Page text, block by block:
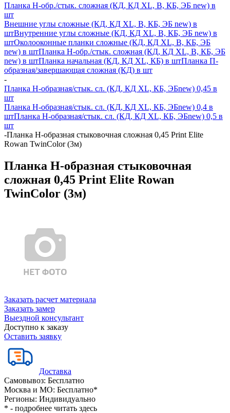
Планка H-обр./стык. сложная (КД, КД XL, В, КБ, ЭБ new) в
шт
Внешние углы сложные (КД, КД XL, В, КБ, ЭБ new) в
штВнутренние углы сложные (КД, КД XL, В, КБ, ЭБ new) в
штОколооконные планки сложные (КД, КД XL, В, КБ, ЭБ
new) в штПланка H-обр./стык. сложная (КД, КД XL, В, КБ, ЭБ
new) в штПланка начальная (КД, КД XL, КБ) в штПланка П-
образная/завершающая сложная (КД) в шт
-
Планка H-образная/стык. сл. (КД, КД XL, КБ, ЭБnew) 0,45 в
шт
Планка H-образная/стык. сл. (КД, КД XL, КБ, ЭБnew) 0,4 в
штПланка H-образная/стык. сл. (КД, КД XL, КБ, ЭБnew) 0,5 в
шт
-Планка Н-образная стыковочная сложная 0,45 Print Elite
Rowan TwinColor (3м)
Планка Н-образная стыковочная
сложная 0,45 Print Elite Rowan
TwinColor (3м)
Заказать расчет материала
Заказать замер
Выездной консультант
Доступно к заказу
Оставить заявку
Доставка
Самовывоз: Бесплатно
Москва и МО: Бесплатно*
Регионы: Индивидуально
* - подробнее читать здесь